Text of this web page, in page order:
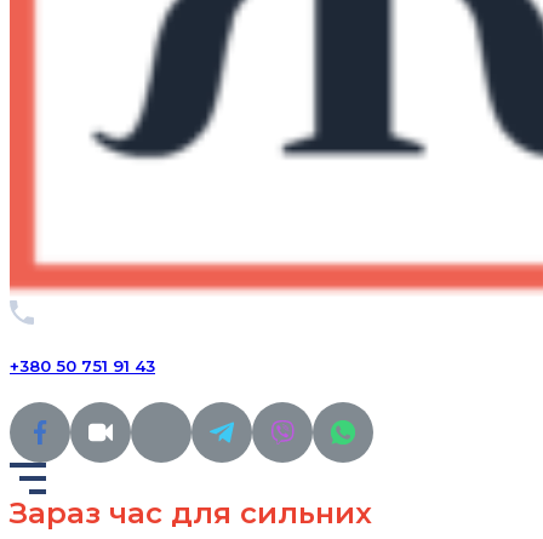
+380 50 751 91 43
Зараз час для сильних